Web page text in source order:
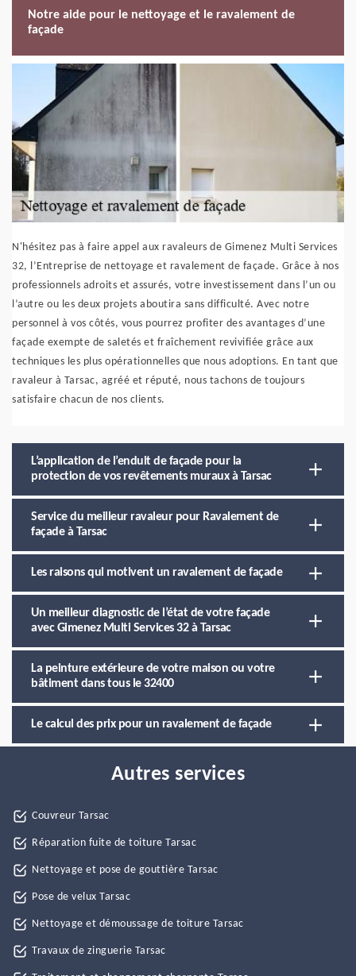
Notre aide pour le nettoyage et le ravalement de
façade
N'hésitez pas à faire appel aux ravaleurs de Gimenez Multi Services
32, l’Entreprise de nettoyage et ravalement de façade. Grâce à nos
professionnels adroits et assurés, votre investissement dans l’un ou
l’autre ou les deux projets aboutira sans difficulté. Avec notre
personnel à vos côtés, vous pourrez profiter des avantages d’une
façade exempte de saletés et fraîchement revivifiée grâce aux
techniques les plus opérationnelles que nous adoptions. En tant que
ravaleur à Tarsac, agréé et réputé, nous tachons de toujours
satisfaire chacun de nos clients.
L’application de l’enduit de façade pour la
protection de vos revêtements muraux à Tarsac
Service du meilleur ravaleur pour Ravalement de
façade à Tarsac
Les raisons qui motivent un ravalement de façade
Un meilleur diagnostic de l’état de votre façade
avec Gimenez Multi Services 32 à Tarsac
La peinture extérieure de votre maison ou votre
bâtiment dans tous le 32400
Le calcul des prix pour un ravalement de façade
Autres services
Couvreur Tarsac
Réparation fuite de toiture Tarsac
Nettoyage et pose de gouttière Tarsac
Pose de velux Tarsac
Nettoyage et démoussage de toiture Tarsac
Travaux de zinguerie Tarsac